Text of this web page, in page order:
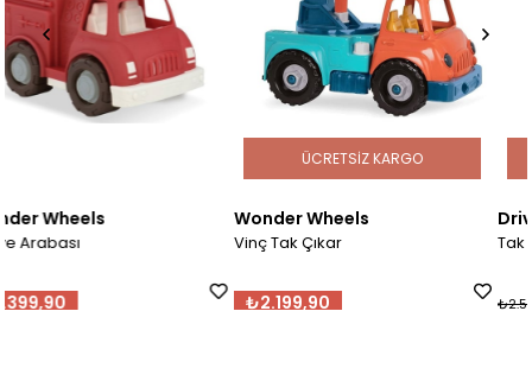
Wonder Wheels Driven
Tak Çıkar Spor Araba
₺2.469,91
ÜCRETSIZ